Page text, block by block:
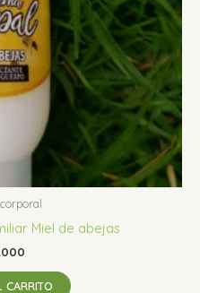
Miel de abejas
CARRITO